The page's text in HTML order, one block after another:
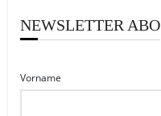
NEWSLETTER ABO
Vorname